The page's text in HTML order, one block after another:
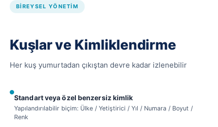
BIREYSEL YÖNETIM
Kuşlar ve Kimliklendirme
Her kuş yumurtadan çıkıştan devre kadar izlenebilir
Standart veya özel benzersiz kimlik
Yapılandırılabilir biçim: Ülke / Yetiştirici / Yıl / Numara / Boyut /
Renk